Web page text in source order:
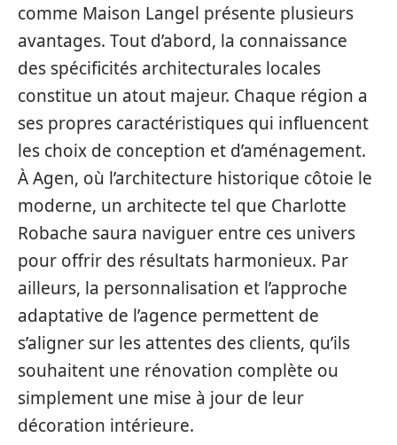
comme Maison Langel présente plusieurs
avantages. Tout d’abord, la connaissance
des spécificités architecturales locales
constitue un atout majeur. Chaque région a
ses propres caractéristiques qui influencent
les choix de conception et d’aménagement.
À Agen, où l’architecture historique côtoie le
moderne, un architecte tel que Charlotte
Robache saura naviguer entre ces univers
pour offrir des résultats harmonieux. Par
ailleurs, la personnalisation et l’approche
adaptative de l’agence permettent de
s’aligner sur les attentes des clients, qu’ils
souhaitent une rénovation complète ou
simplement une mise à jour de leur
décoration intérieure.